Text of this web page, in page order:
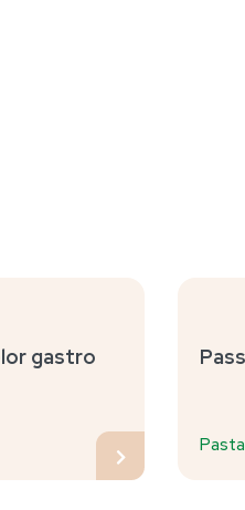
gastro